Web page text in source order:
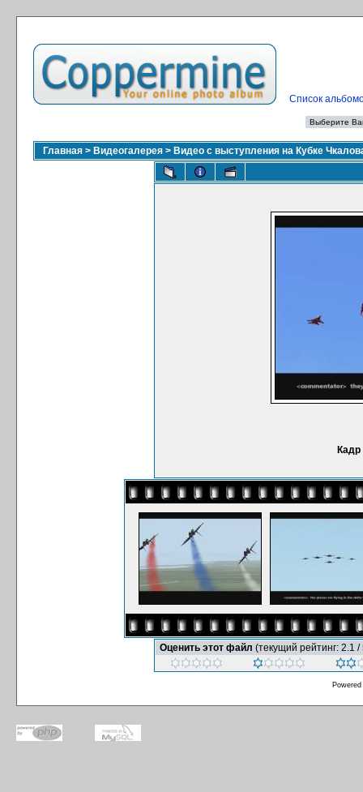
Список
Главная > Видеогалерея > Видео с выступления на Кубке
Оценить этот файл (текущий рейтинг: 2.1 /